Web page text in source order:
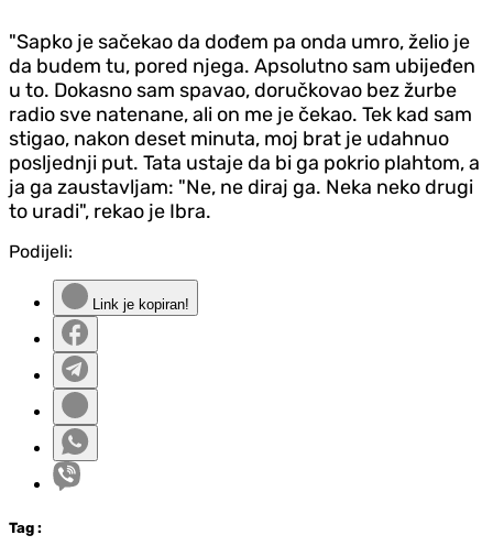
"Sapko je sačekao da dođem pa onda umro, želio je
da budem tu, pored njega. Apsolutno sam ubijeđen
u to. Dokasno sam spavao, doručkovao bez žurbe
radio sve natenane, ali on me je čekao. Tek kad sam
stigao, nakon deset minuta, moj brat je udahnuo
posljednji put. Tata ustaje da bi ga pokrio plahtom, a
ja ga zaustavljam: "Ne, ne diraj ga. Neka neko drugi
to uradi", rekao je Ibra.
Podijeli:
Link je kopiran!
Tag :